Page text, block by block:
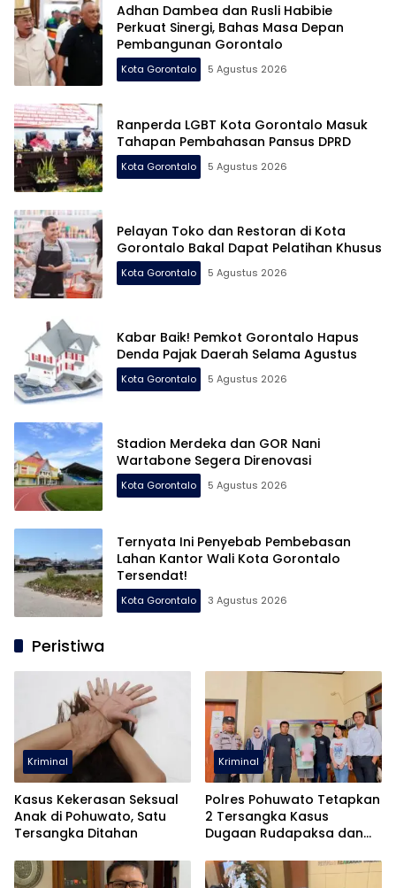
Adhan Dambea dan Rusli Habibie
Perkuat Sinergi, Bahas Masa Depan
Pembangunan Gorontalo
Kota Gorontalo 5 Agustus 2026
Ranperda LGBT Kota Gorontalo Masuk
Tahapan Pembahasan Pansus DPRD
Kota Gorontalo 5 Agustus 2026
Pelayan Toko dan Restoran di Kota
Gorontalo Bakal Dapat Pelatihan Khusus
Kota Gorontalo 5 Agustus 2026
Kabar Baik! Pemkot Gorontalo Hapus
Denda Pajak Daerah Selama Agustus
Kota Gorontalo 5 Agustus 2026
Stadion Merdeka dan GOR Nani
Wartabone Segera Direnovasi
Kota Gorontalo 5 Agustus 2026
Ternyata Ini Penyebab Pembebasan
Lahan Kantor Wali Kota Gorontalo
Tersendat!
Kota Gorontalo 3 Agustus 2026
Peristiwa
Kriminal
Kasus Kekerasan Seksual
Anak di Pohuwato, Satu
Tersangka Ditahan
Kriminal
Polres Pohuwato Tetapkan
2 Tersangka Kasus
Dugaan Rudapaksa dan